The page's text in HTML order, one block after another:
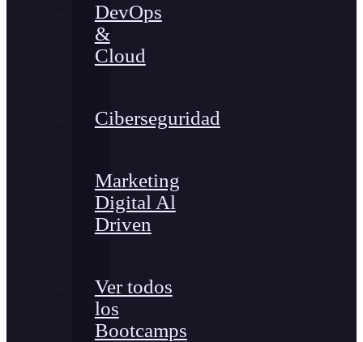
DevOps
&
Cloud
Ciberseguridad
Marketing
Digital Al
Driven
Ver todos
los
Bootcamps